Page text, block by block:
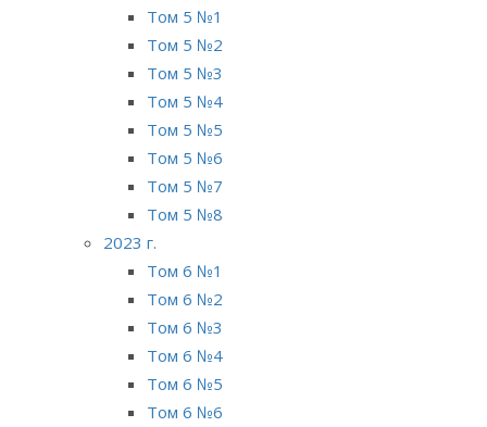
Том 5 №1
Том 5 №2
Том 5 №3
Том 5 №4
Том 5 №5
Том 5 №6
Том 5 №7
Том 5 №8
2023 г.
Том 6 №1
Том 6 №2
Том 6 №3
Том 6 №4
Том 6 №5
Том 6 №6